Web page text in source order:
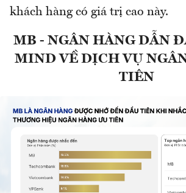
khách hàng có giá trị cao này.
MB - NGÂN HÀNG DẪN
MIND VỀ DỊCH VỤ
TIÊN